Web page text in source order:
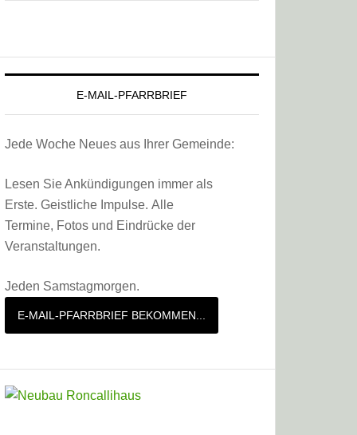
E-MAIL-PFARRBRIEF
Jede Woche Neues aus Ihrer Gemeinde:
Lesen Sie Ankündigungen immer als
Erste. Geistliche Impulse. Alle
Termine, Fotos und Eindrücke der
Veranstaltungen.
Jeden Samstagmorgen.
E-MAIL-PFARRBRIEF BEKOMMEN...